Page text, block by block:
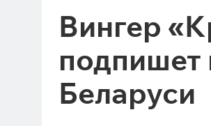
Вингер
подпишет
Беларуси